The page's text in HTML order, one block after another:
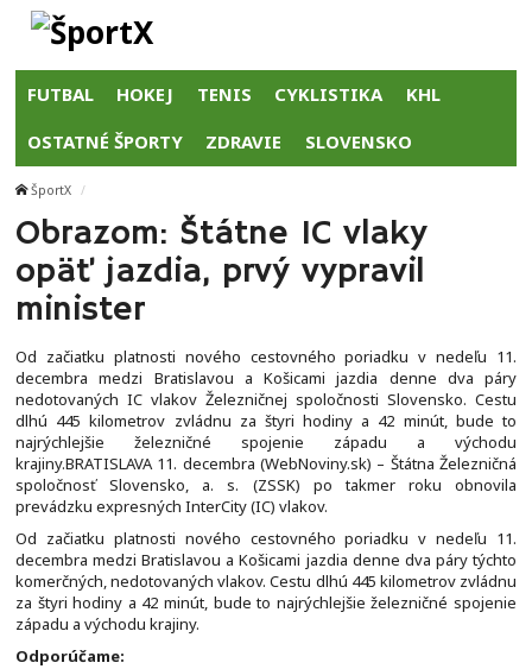
FUTBAL HOKEJ TENIS CYKLISTIKA KHL
OSTATNÉ ŠPORTY ZDRAVIE SLOVENSKO
ŠportX
Obrazom: Štátne IC vlaky
opäť jazdia, prvý vypravil
minister
Od začiatku platnosti nového cestovného poriadku v nedeľu 11.
decembra medzi Bratislavou a Košicami jazdia denne dva páry
nedotovaných IC vlakov Železničnej spoločnosti Slovensko. Cestu
dlhú 445 kilometrov zvládnu za štyri hodiny a 42 minút, bude to
najrýchlejšie železničné spojenie západu a východu
krajiny.BRATISLAVA 11. decembra (WebNoviny.sk) – Štátna Železničná
spoločnosť Slovensko, a. s. (ZSSK) po takmer roku obnovila
prevádzku expresných InterCity (IC) vlakov.
Od začiatku platnosti nového cestovného poriadku v nedeľu 11.
decembra medzi Bratislavou a Košicami jazdia denne dva páry týchto
komerčných, nedotovaných vlakov. Cestu dlhú 445 kilometrov zvládnu
za štyri hodiny a 42 minút, bude to najrýchlejšie železničné spojenie
západu a východu krajiny.
Odporúčame: